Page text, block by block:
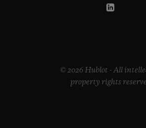
© 2026 Hublot - All
property rights